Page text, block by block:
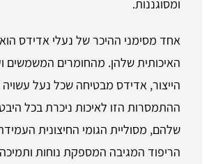
ומסוגננות.
אחד מסימני ההיכר של נעלי אדידס הוא
האיכותית שלהן. מהחומרים המשמשים
הייצור, אדידס מבטיחה שכל נעל
ההתמסרות הזו לאיכות ניכרת בכל
שלהם, מסוליית הגומי החיצונית
הריפוד המגיבה המספקת נוחות ותמיכה